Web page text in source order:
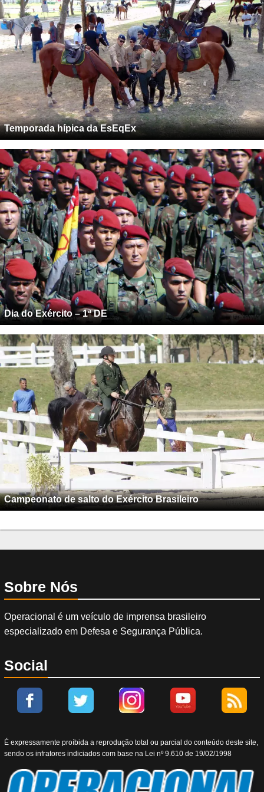
Temporada hípica da EsEqEx
Dia do Exército – 1ª DE
Campeonato de salto do Exército Brasileiro
Sobre Nós
Operacional é um veículo de imprensa brasileiro
especializado em Defesa e Segurança Pública.
Social
É expressamente proíbida a reprodução total ou parcial do conteúdo deste site,
sendo os infratores indiciados com base na Lei nº 9.610 de 19/02/1998